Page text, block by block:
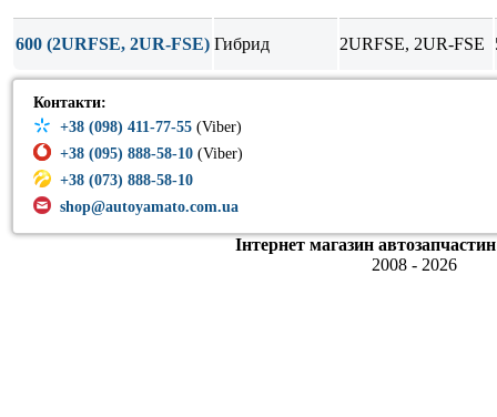
600 (2URFSE, 2UR-FSE) Гибрид 2URFSE, 2UR-FSE
Контакти:
+38 (098) 411-77-55 (Viber)
+38 (095) 888-58-10 (Viber)
+38 (073) 888-58-10
shop@autoyamato.com.ua
Інтернет магазин
2008 - 2026